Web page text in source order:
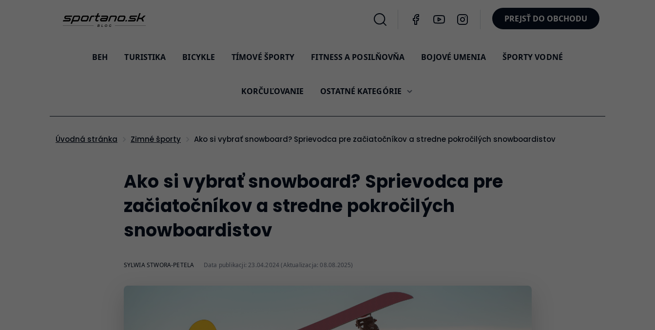
PREJSŤ DO OBCHODU
BEH TURISTIKA BICYKLE TÍMOVÉ ŠPORTY FITNESS A POSILŇOVŇA BOJOVÉ UMENIA ŠPORTY VODNÉ
KORČUĽOVANIE OSTATNÉ KATEGÓRIE
Úvodná stránka Zimné športy Ako si vybrať snowboard? Sprievodca pre začiatočníkov a stredne pokročilých snowboardistov
Ako si vybrať snowboard? Sprievodca pre
začiatočníkov a stredne pokročilých
snowboardistov
SYLWIA STWORA-PETELA Data publikacji: 23.04.2024 (Aktualizacja: 08.08.2025)